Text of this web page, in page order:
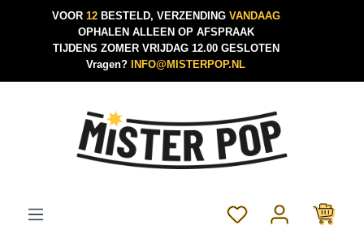
Ga naar de hoofdinhoud
VOOR 12 BESTELD, VERZENDING VANDAAG
OPHALEN ALLEEN OP AFSPRAAK
TIJDENS ZOMER VRIJDAG 12.00 GESLOTEN
Vragen?
INFO@MISTERPOP.NL
Je hebt 0 items op